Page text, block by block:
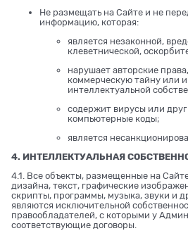
Не размещать на Сайте и не
информацию, которая:
является незаконной,
клеветнической,
нарушает авторские
коммерческую тайну или
интеллектуальной
содержит вирусы или
компьютерные коды;
является
4. ИНТЕЛЛЕКТУАЛЬНАЯ
4.1. Все объекты, размещенные на
дизайна, текст, графические
скрипты, программы, музыка, звуки и
являются исключительной
правообладателей, с которыми у
соответствующие договоры.